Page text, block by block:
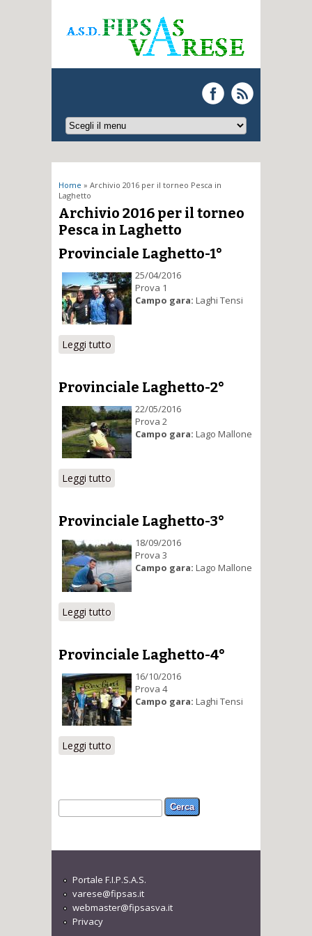
Tu sei qui
Home » Archivio 2016 per il torneo Pesca in
Laghetto
Archivio 2016 per il torneo
Pesca in Laghetto
Provinciale Laghetto-1°
25/04/2016
Prova 1
Campo gara: Laghi Tensi
Leggi tutto
Provinciale Laghetto-2°
22/05/2016
Prova 2
Campo gara: Lago Mallone
Leggi tutto
Provinciale Laghetto-3°
18/09/2016
Prova 3
Campo gara: Lago Mallone
Leggi tutto
Provinciale Laghetto-4°
16/10/2016
Prova 4
Campo gara: Laghi Tensi
Leggi tutto
Form di ricerca
Cerca
Portale F.I.P.S.A.S.
varese@fipsas.it
webmaster@fipsasva.it
Privacy